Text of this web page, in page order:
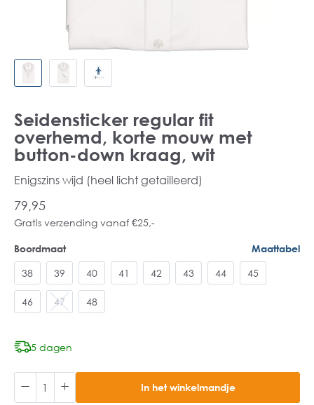
Seidensticker regular fit
overhemd, korte mouw met
button-down kraag, wit
Enigszins wijd (heel licht getailleerd)
79,95
Gratis verzending vanaf €25,-
Boordmaat Maattabel
38 39 40 41 42 43 44 45
46 47 48
5 dagen
In het winkelmandje